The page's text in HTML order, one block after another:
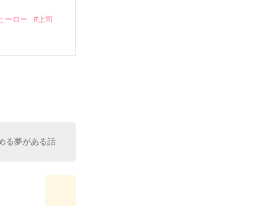
ーロー #上司
居まで提案
る夢がある話